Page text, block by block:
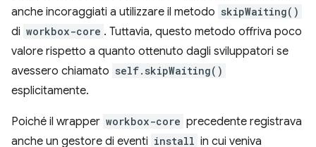
anche incoraggiati a utilizzare il metodo skipWaiting()
di workbox-core . Tuttavia, questo metodo offriva poco
valore rispetto a quanto ottenuto dagli sviluppatori se
avessero chiamato self.skipWaiting()
esplicitamente.
Poiché il wrapper workbox-core precedente registrava
anche un gestore di eventi install in cui veniva